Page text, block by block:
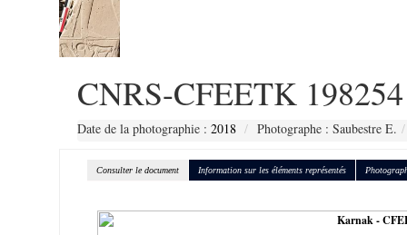
CNRS-CFEETK 198254
Date de la photographie : 2018 Photographe : Saubestre E.
Consulter le document Information sur les éléments représentés